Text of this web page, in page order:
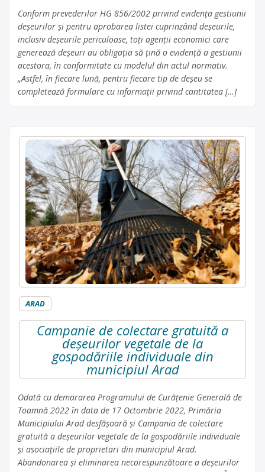
Conform prevederilor HG 856/2002 privind evidenţa gestiunii
deşeurilor şi pentru aprobarea listei cuprinzând deşeurile,
inclusiv deşeurile periculoase, toți agenţii economici care
generează deşeuri au obligaţia să ţină o evidenţă a gestiunii
acestora, în conformitate cu modelul din actul normativ.
„Astfel, în fiecare lună, pentru fiecare tip de deșeu se
completează formulare cu informații privind cantitatea […]
ARAD
Campanie de colectare gratuită a
deșeurilor vegetale de la
gospodăriile individuale din
municipiul Arad
Odată cu demararea Programului de Curățenie Generală de
Toamnă 2022 în data de 17 Octombrie 2022, Primăria
Municipiului Arad desfășoară și Campania de colectare
gratuită a deșeurilor vegetale de la gospodăriile individuale
și asociațiile de proprietari din municipiul Arad.
Abandonarea și eliminarea necorespunzătoare a deșeurilor